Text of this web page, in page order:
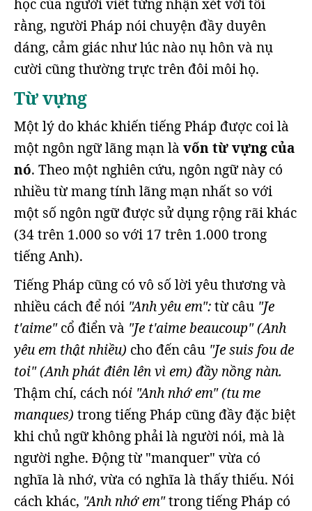
học của người viết từng nhận xét với tôi
rằng, người Pháp nói chuyện đầy duyên
dáng, cảm giác như lúc nào nụ hôn và nụ
cười cũng thường trực trên đôi môi họ.
Từ vựng
Một lý do khác khiến tiếng Pháp được coi là
một ngôn ngữ lãng mạn là vốn từ vựng của
nó. Theo một nghiên cứu, ngôn ngữ này có
nhiều từ mang tính lãng mạn nhất so với
một số ngôn ngữ được sử dụng rộng rãi khác
(34 trên 1.000 so với 17 trên 1.000 trong
tiếng Anh).
Tiếng Pháp cũng có vô số lời yêu thương và
nhiều cách để nói "Anh yêu em":từ câu "Je
t'aime"cổ điển và "Je t'aime beaucoup" (Anh
yêu em thật nhiều) cho đến câu "Je suis fou de
toi" (Anh phát điên lên vì em) đầy nồng nàn.
Thậm chí, cách nói "Anh nhớ em" (tu me
manques) trong tiếng Pháp cũng đầy đặc biệt
khi chủ ngữ không phải là người nói, mà là
người nghe. Động từ "manquer" vừa có
nghĩa là nhớ, vừa có nghĩa là thấy thiếu. Nói
cách khác, "Anh nhớ em"trong tiếng Pháp có